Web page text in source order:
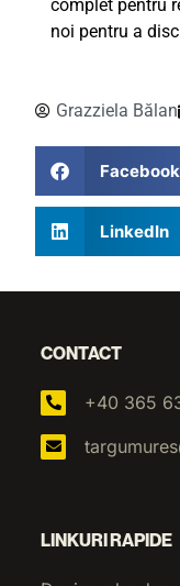
complet pentru
noi pentru a
Grazziela Bălan
Facebook
LinkedIn
CONTACT
+40 365
LINKURI RAPIDE